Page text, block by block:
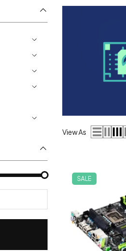
View As
SALE